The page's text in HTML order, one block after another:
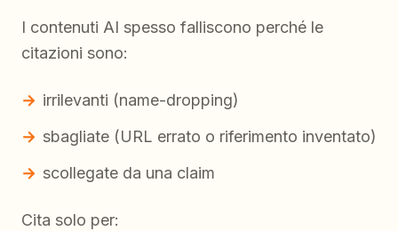
I contenuti AI spesso falliscono perché le
citazioni sono:
irrilevanti (name-dropping)
sbagliate (URL errato o riferimento inventato)
scollegate da una claim
Cita solo per: